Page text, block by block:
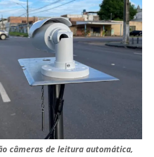
câmeras de leitura automática,